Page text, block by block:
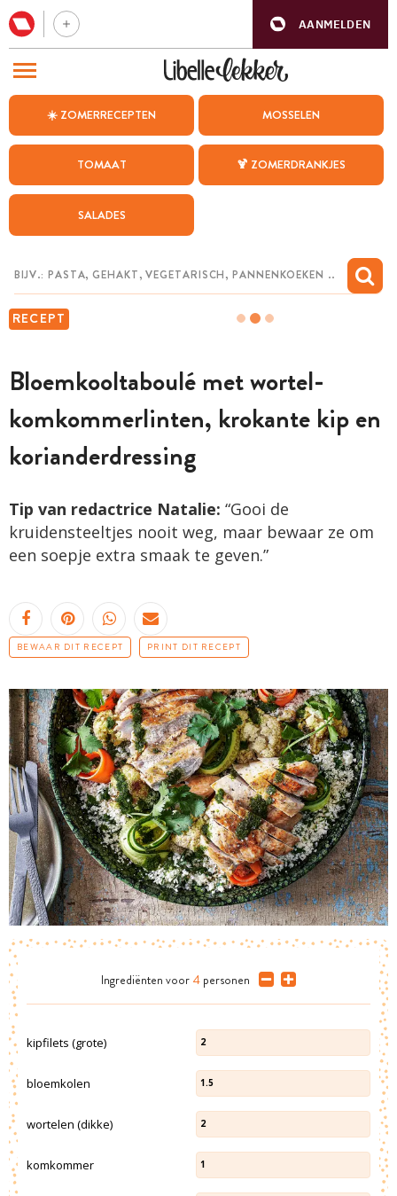
AANMELDEN
☀️ ZOMERRECEPTEN MOSSELEN
TOMAAT 🍹 ZOMERDRANKJES
SALADES
RECEPT
Bloemkooltaboulé met wortel-
komkommerlinten, krokante kip en
korianderdressing
Tip van redactrice Natalie: “Gooi de
kruidensteeltjes nooit weg, maar bewaar ze om
een soepje extra smaak te geven.”
BEWAAR DIT RECEPT PRINT DIT RECEPT
Ingrediënten voor 4 personen
kipfilets (grote) 2
bloemkolen 1.5
wortelen (dikke) 2
komkommer 1
BEZOEK ONZE ANDERE WEBSITES
WEEKMENU
CHAT MET MAIA
MIJN BEWAARDE RECEPTEN